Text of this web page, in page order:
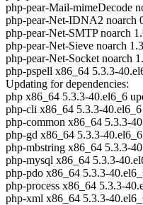
php-pear-Mail-mimeDecode
php-pear-Net-IDNA2 noarch
php-pear-Net-SMTP noarch
php-pear-Net-Sieve noarch
php-pear-Net-Socket noarch
php-pspell x86_64 5.3.3-
Updating for dependencies:
php x86_64 5.3.3-40.el6_6
php-cli x86_64 5.3.3-
php-common x86_64 5.3.3-
php-gd x86_64 5.3.3-
php-mbstring x86_64 5.3.3-
php-mysql x86_64 5.3.3-
php-pdo x86_64 5.3.3-
php-process x86_64 5.3.3-
php-xml x86_64 5.3.3-